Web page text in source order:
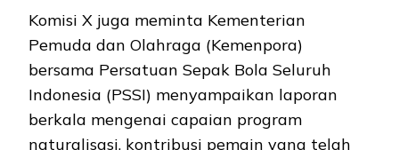
Komisi X juga meminta Kementerian
Pemuda dan Olahraga (Kemenpora)
bersama Persatuan Sepak Bola Seluruh
Indonesia (PSSI) menyampaikan laporan
berkala mengenai capaian program
naturalisasi, kontribusi pemain yang telah